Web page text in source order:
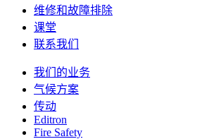
维修和故障排除
课堂
联系我们
我们的业务
气候方案
传动
Editron
Fire Safety